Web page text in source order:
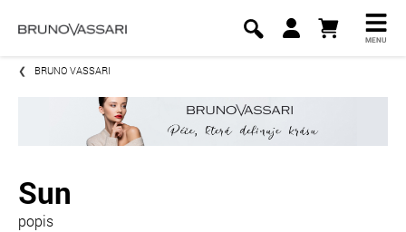
MENU
BRUNO VASSARI
Sun
popis